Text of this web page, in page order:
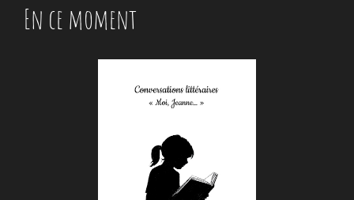
En ce moment